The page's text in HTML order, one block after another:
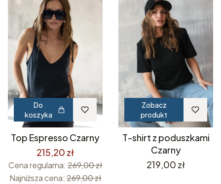
Do
koszyka
Top Espresso Czarny
215,20 zł
Cena regularna: 269,00 zł
Najniższa cena: 269,00 zł
Zobacz
produkt
T-shirt z poduszkami
Czarny
Cena
219,00 zł